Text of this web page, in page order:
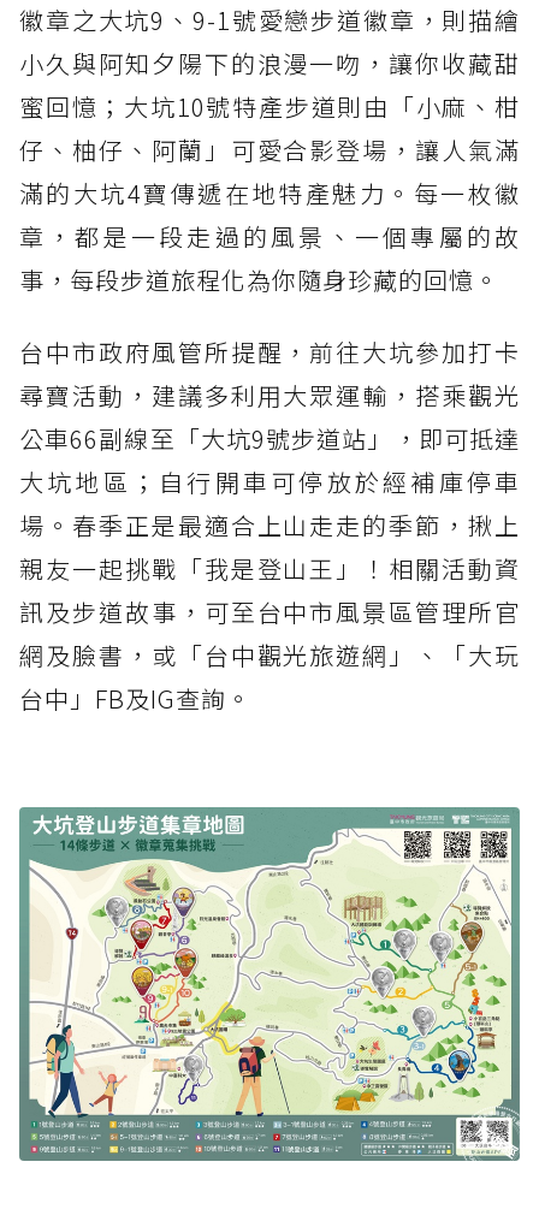
徽章之大坑9、9-1號愛戀步道徽章，則描繪
小久與阿知夕陽下的浪漫一吻，讓你收藏甜
蜜回憶；大坑10號特產步道則由「小麻、柑
仔、柚仔、阿蘭」可愛合影登場，讓人氣滿
滿的大坑4寶傳遞在地特產魅力。每一枚徽
章，都是一段走過的風景、一個專屬的故
事，每段步道旅程化為你隨身珍藏的回憶。
台中市政府風管所提醒，前往大坑參加打卡
尋寶活動，建議多利用大眾運輸，搭乘觀光
公車66副線至「大坑9號步道站」，即可抵達
大坑地區；自行開車可停放於經補庫停車
場。春季正是最適合上山走走的季節，揪上
親友一起挑戰「我是登山王」！相關活動資
訊及步道故事，可至台中市風景區管理所官
網及臉書，或「台中觀光旅遊網」、「大玩
台中」FB及IG查詢。